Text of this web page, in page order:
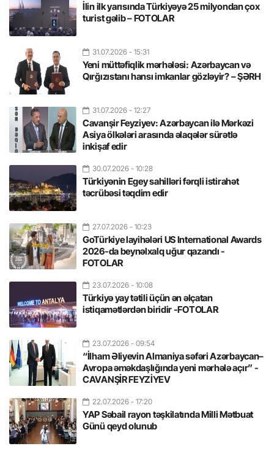
İlin ilk yarısında Türkiyəyə 25 milyondan çox
turist gəlib – FOTOLAR
31.07.2026 - 15:31
Yeni müttəfiqlik mərhələsi: Azərbaycan və
Qırğızıstanı hansı imkanlar gözləyir? – ŞƏRH
31.07.2026 - 12:27
Cavanşir Feyziyev: Azərbaycan ilə Mərkəzi
Asiya ölkələri arasında əlaqələr sürətlə
inkişaf edir
30.07.2026 - 10:28
Türkiyənin Egey sahilləri fərqli istirahət
təcrübəsi təqdim edir
27.07.2026 - 10:23
GoTürkiye layihələri US International Awards
2026-da beynəlxalq uğur qazandı -
FOTOLAR
23.07.2026 - 10:08
Türkiyə yay tətili üçün ən əlçatan
istiqamətlərdən biridir -FOTOLAR
23.07.2026 - 09:54
“İlham Əliyevin Almaniya səfəri Azərbaycan–
Avropa əməkdaşlığında yeni mərhələ açır” -
CAVANŞİR FEYZİYEV
22.07.2026 - 17:20
YAP Səbail rayon təşkilatında Milli Mətbuat
Günü qeyd olunub